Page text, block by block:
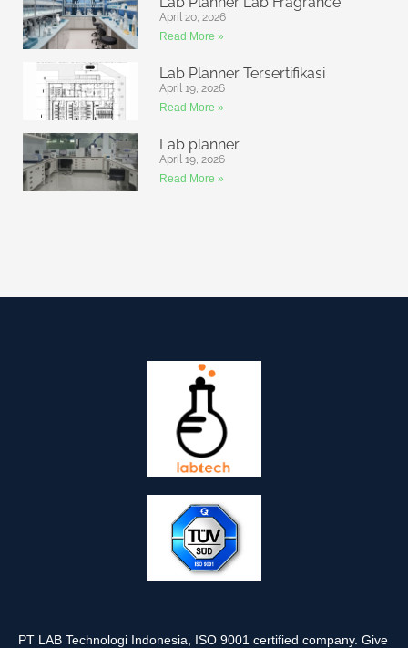
April 20, 2026
Read More »
Lab Planner Tersertifikasi
April 19, 2026
Read More »
Lab planner
April 19, 2026
Read More »
PT LAB Technologi Indonesia, ISO 9001 certified company. Give